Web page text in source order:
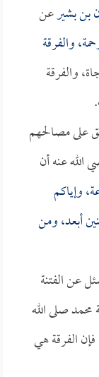
بن بشيرعن
والفرقة
والفرقة
على مصالحهم
الله عنه أن
وإياكم
أبعد، ومن
عن الفتنة
محمد صلى الله
الفرقة هي